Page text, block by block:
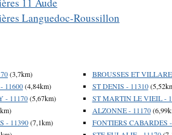
Languedoc-Roussillon
(3,7km)
11600(4,84km)
- 11170(5,67km)
- 11390(7,1km)
BROUSSES ET
ST DENIS - 11310
ST MARTIN LE VIEIL -
ALZONNE - 11170
FONTIERS CABARDES